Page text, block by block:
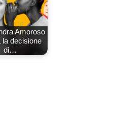
Amoroso
la decisione
di…